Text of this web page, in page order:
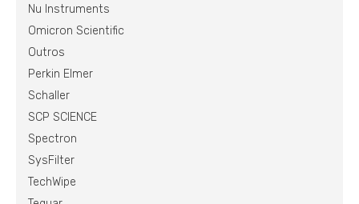
Nu Instruments
Omicron Scientific
Outros
Perkin Elmer
Schaller
SCP SCIENCE
Spectron
SysFilter
TechWipe